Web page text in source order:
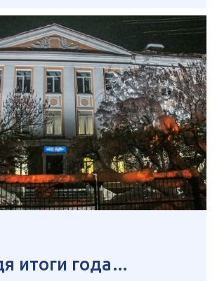
итоги года…